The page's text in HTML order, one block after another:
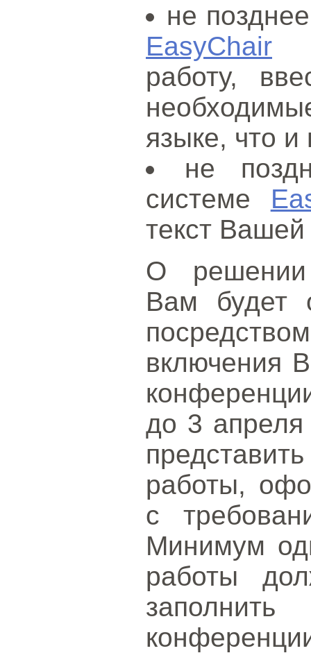
не
EasyChair
работу,
языке, что
не
системе
текст
О решении
Вам будет
включения
до 3
работы,
с
Минимум
работы